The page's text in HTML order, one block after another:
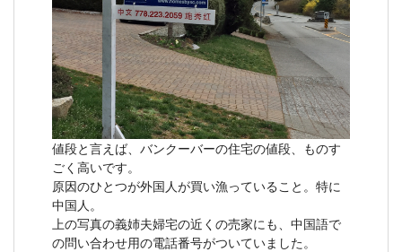
値段と言えば、バンクーバーの住宅の値段、ものす
ごく高いです。
原因のひとつが外国人が買い漁っていること。特に
中国人。
上の写真の義姉夫婦宅の近くの売家にも、中国語で
の問い合わせ用の電話番号がついていました。